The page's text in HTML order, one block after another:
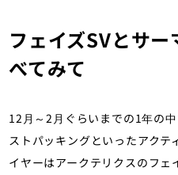
フェイズSVとサ
べてみて
12月～2月ぐらいまでの1年の
ストパッキングといったアクテ
イヤーはアークテリクスのフェ